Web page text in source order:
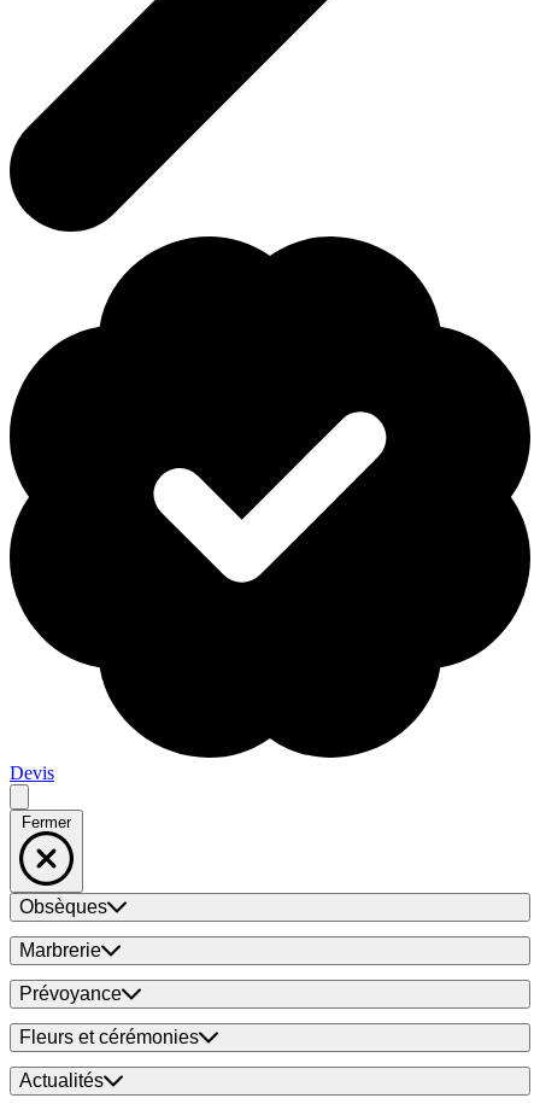
Devis
Fermer
Obsèques
Marbrerie
Prévoyance
Fleurs et cérémonies
Actualités